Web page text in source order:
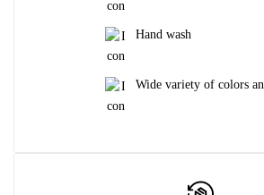
Hand wash
Wide variety of colors